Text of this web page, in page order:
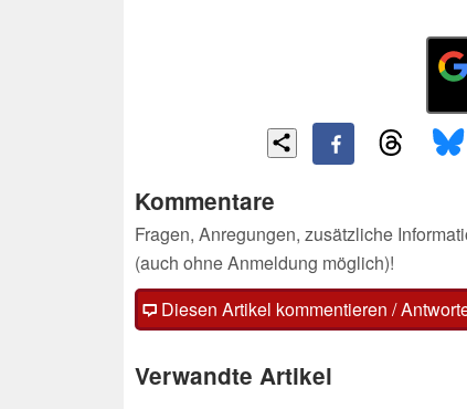
Kommentare
Fragen, Anregungen, zusätzliche
(auch ohne Anmeldung möglich)!
Diesen Artikel kommentieren /
Verwandte Artikel